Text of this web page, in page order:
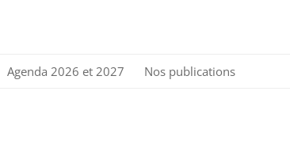
Agenda 2026 et 2027 Nos publications